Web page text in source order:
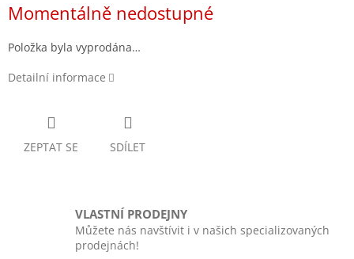
cena:
Momentálně nedostupné
Položka byla vyprodána…
Detailní informace
ZEPTAT SE SDÍLET
VLASTNÍ PRODEJNY
Můžete nás navštívit i v našich specializovaných
prodejnách!